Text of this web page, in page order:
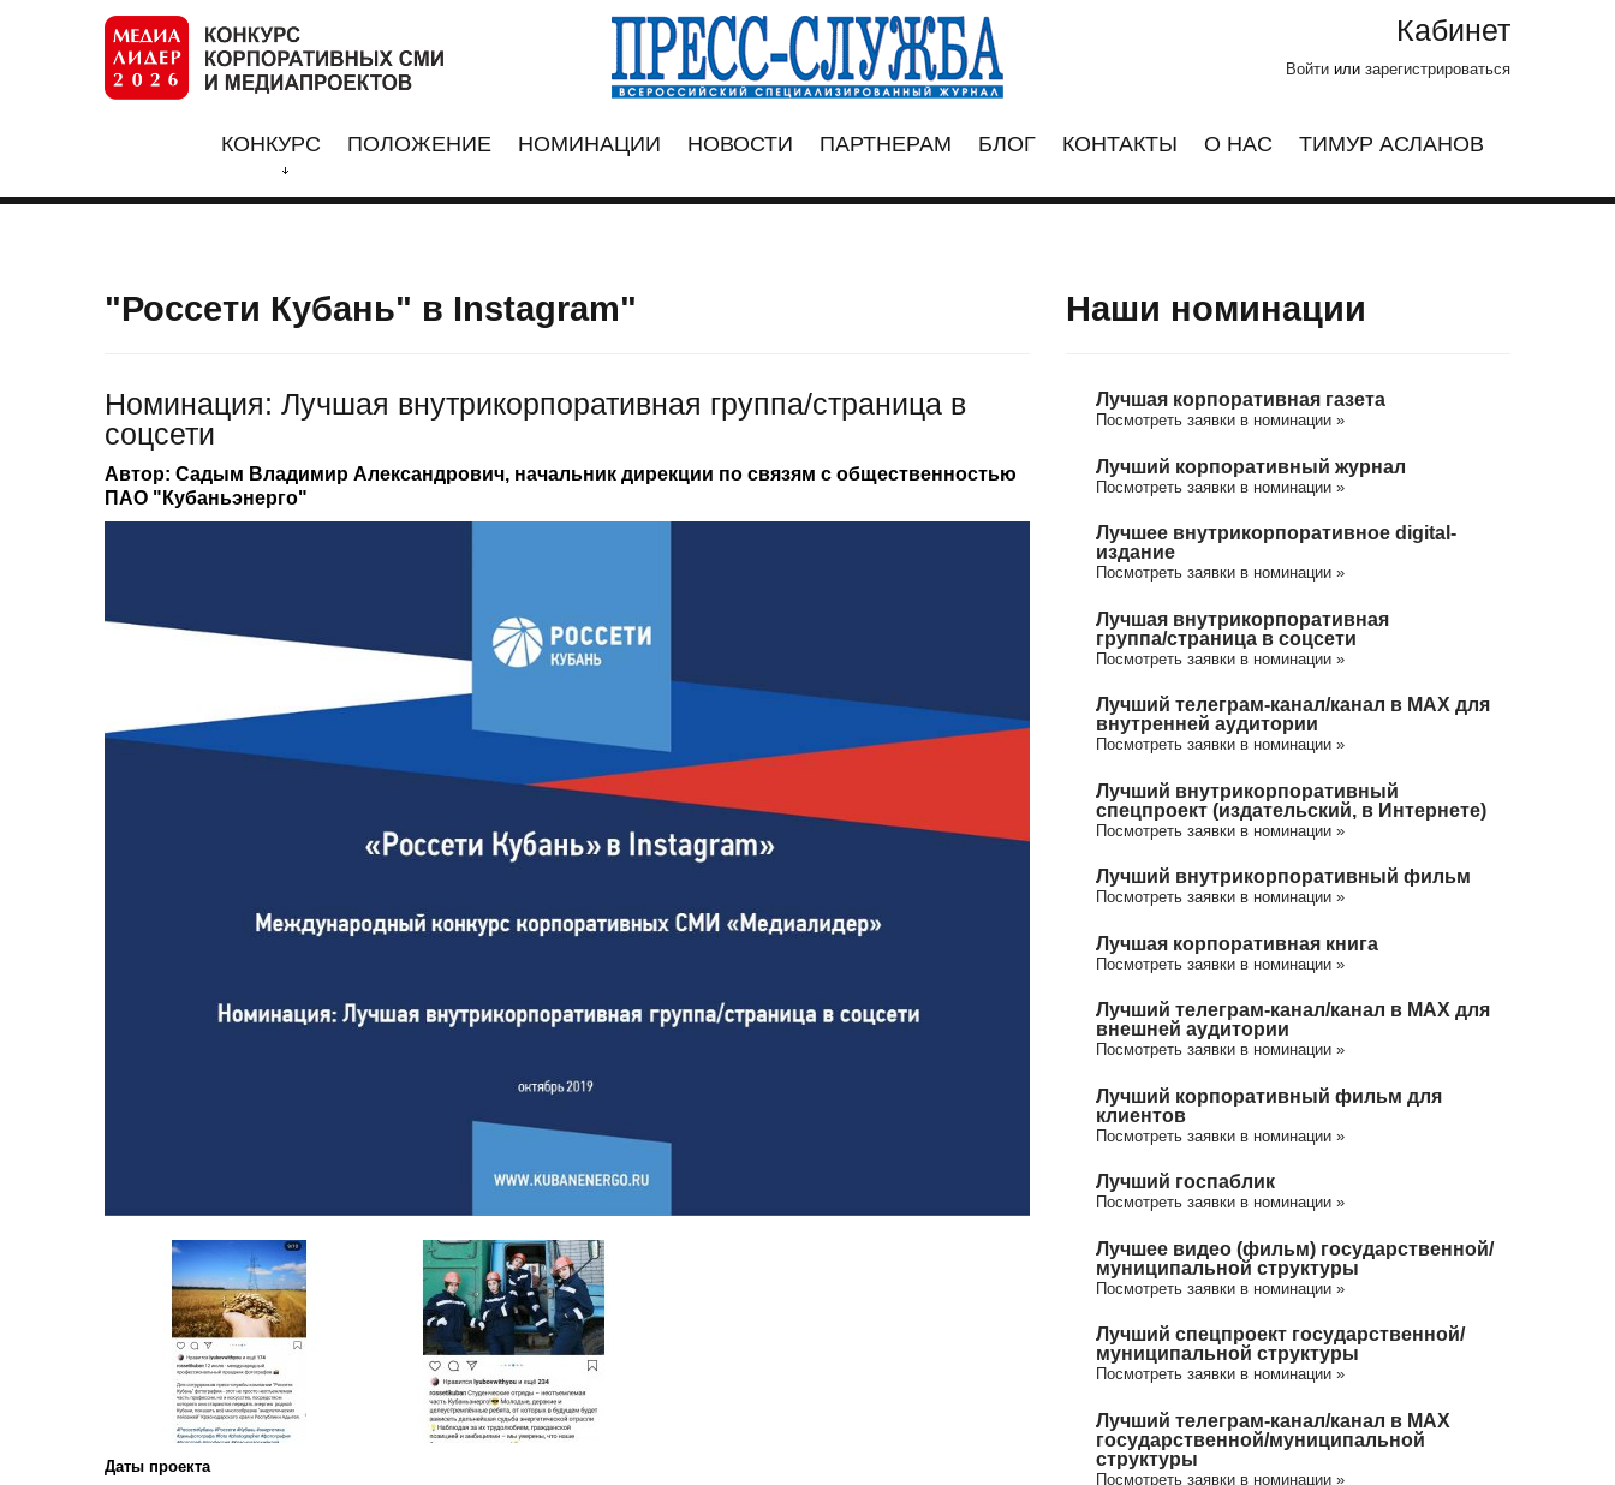
Кабинет
Войти или зарегистрироваться
КОНКУРС ПОЛОЖЕНИЕ НОМИНАЦИИ НОВОСТИ ПАРТНЕРАМ БЛОГ КОНТАКТЫ О НАС ТИМУР АСЛАНОВ
"Россети Кубань" в Instagram"
Номинация: Лучшая внутрикорпоративная группа/cтраница в
соцсети
Автор: Садым Владимир Александрович, начальник дирекции по связям с общественностью
ПАО "Кубаньэнерго"
Даты проекта
Наши номинации
Лучшая корпоративная газета
Посмотреть заявки в номинации »
Лучший корпоративный журнал
Посмотреть заявки в номинации »
Лучшее внутрикорпоративное digital-
издание
Посмотреть заявки в номинации »
Лучшая внутрикорпоративная
группа/cтраница в соцсети
Посмотреть заявки в номинации »
Лучший телеграм-канал/канал в МАХ для
внутренней аудитории
Посмотреть заявки в номинации »
Лучший внутрикорпоративный
спецпроект (издательский, в Интернете)
Посмотреть заявки в номинации »
Лучший внутрикорпоративный фильм
Посмотреть заявки в номинации »
Лучшая корпоративная книга
Посмотреть заявки в номинации »
Лучший телеграм-канал/канал в МАХ для
внешней аудитории
Посмотреть заявки в номинации »
Лучший корпоративный фильм для
клиентов
Посмотреть заявки в номинации »
Лучший госпаблик
Посмотреть заявки в номинации »
Лучшее видео (фильм) государственной/
муниципальной структуры
Посмотреть заявки в номинации »
Лучший спецпроект государственной/
муниципальной структуры
Посмотреть заявки в номинации »
Лучший телеграм-канал/канал в МАХ
государственной/муниципальной
структуры
Посмотреть заявки в номинации »